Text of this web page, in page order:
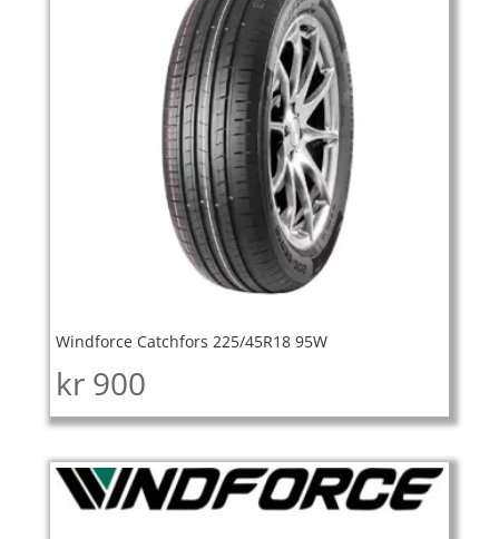
Windforce Catchfors 225/45R18 95W
kr 900